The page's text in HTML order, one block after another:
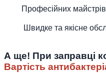
Професійних майстрів
Швидке та якісне
А ще! При заправці
Вартість